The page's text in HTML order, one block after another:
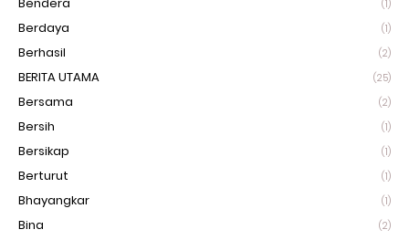
(1)
Berdaya (1)
Berhasil (2)
BERITA UTAMA (25)
Bersama (2)
Bersih (1)
Bersikap (1)
Berturut (1)
Bhayangkar (1)
Bina (2)